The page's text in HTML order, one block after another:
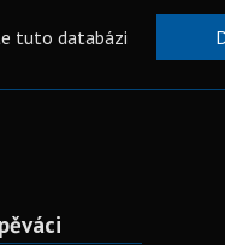
tuto databázi